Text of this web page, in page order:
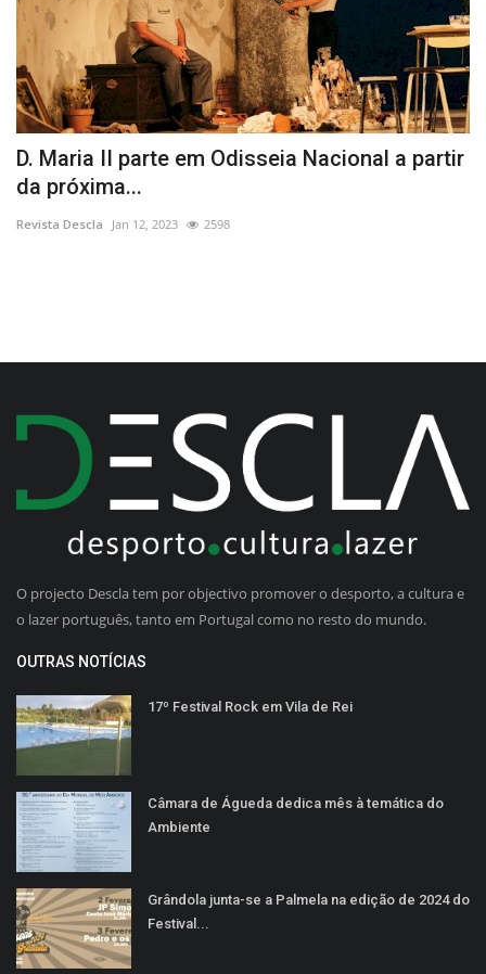
D. Maria II parte em Odisseia Nacional a partir
da próxima...
Revista Descla Jan 12, 2023 2598
O projecto Descla tem por objectivo promover o desporto, a cultura e
o lazer português, tanto em Portugal como no resto do mundo.
OUTRAS NOTÍCIAS
17º Festival Rock em Vila de Rei
Câmara de Águeda dedica mês à temática do
Ambiente
Grândola junta-se a Palmela na edição de 2024 do
Festival...